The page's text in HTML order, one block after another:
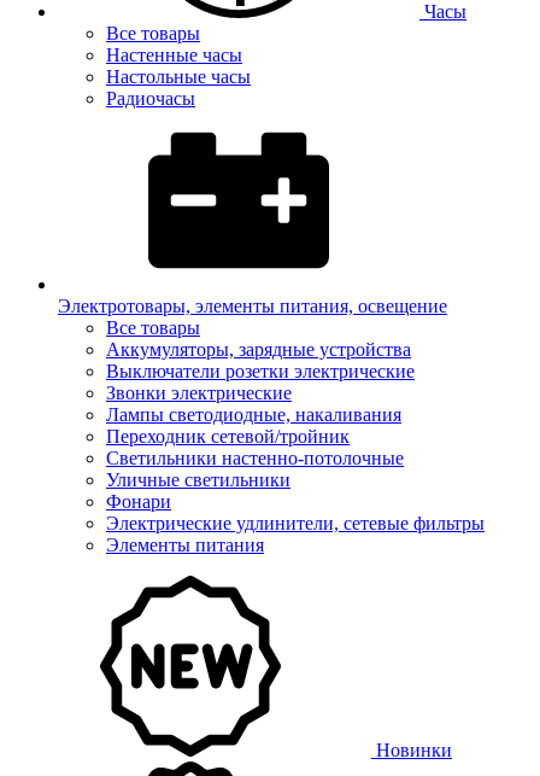
Часы
Все товары
Настенные часы
Настольные часы
Радиочасы
Электротовары, элементы питания, освещение
Все товары
Аккумуляторы, зарядные устройства
Выключатели розетки электрические
Звонки электрические
Лампы светодиодные, накаливания
Переходник сетевой/тройник
Светильники настенно-потолочные
Уличные светильники
Фонари
Электрические удлинители, сетевые фильтры
Элементы питания
Новинки